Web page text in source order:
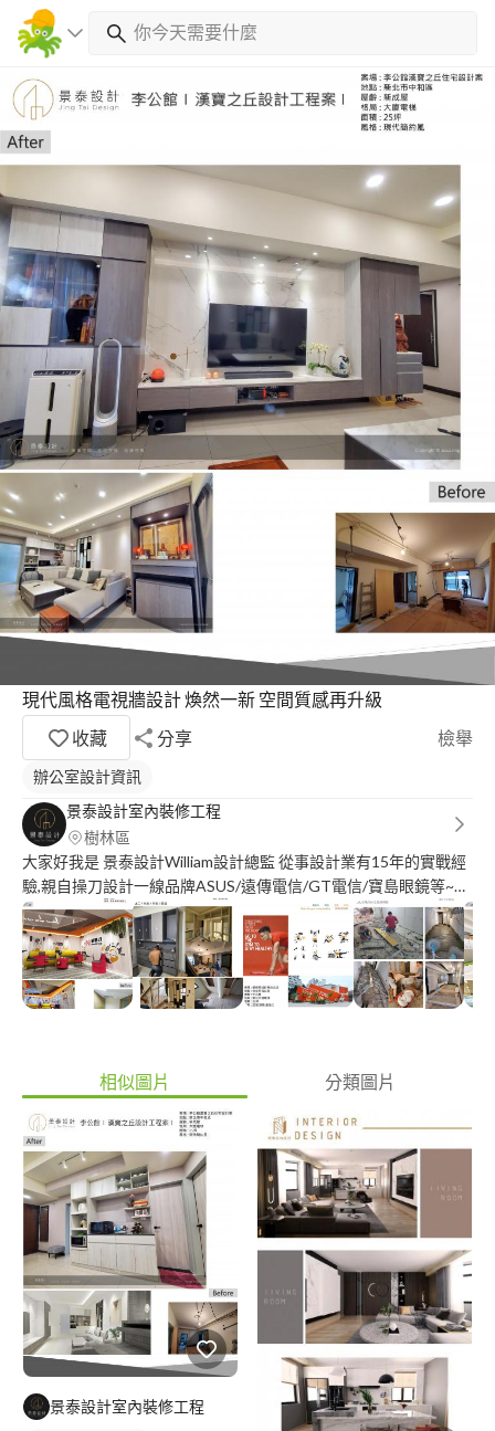
現代風格電視牆設計 煥然一新 空間質感再升級
收藏
分享 檢舉
辦公室設計資訊
景泰設計室內裝修工程
樹林區
大家好我是 景泰設計William設計總監 從事設計業有15年的實戰經
驗,親自操刀設計一線品牌ASUS/遠傳電信/GT電信/寶島眼鏡等~還
有住宅設計與施工,受業主肯定。 我們專為服務商業空間,住家設計
工程 歡迎諮詢??? 本公司有專業工程管理證照(認可證字號
40EB018596) 景泰設計室內裝修工程行jing_tai_design 網路官網.
臉書.賴官網都可找到我們 官網: https://www.jing-tai-design.com/
?溫馨提醒? 我知道在這平台太多訊息了，懇請撥一點時間了解我們
如有簽約可免費，感謝支持? ?住宅簡易報價 1.住宅設計費(平面,水
電,燈具,立面,繪製精細3D,材質,風格,提案) 1坪約4_6千一坪 2.工程
費用(坪) 新屋3_5萬/中古屋8_10萬 3.監工費用 約總工程10%-15%
(依照專案有所不同)(不含室裝申請) ?商業空間簡易報價 1.商業空間
設計費:依據空間主題複雜度評估設計費約一坪4500-6000元(要看
複雜度） 2.工程報價:一般商業空間管線都會重新配管，工程預算
抓ㄧ坪5-8萬起 3.監工費用 約總工程10%-15%(依照專案有所不同)
(不含室裝申請) 室內設計費用PRO360公佈費用
https://www.pro360.com.tw/price/interior_design ?溫馨提醒? 1.
懇請業主自己抓預算費用要合理，看到別家低於一般行情價要特別
注意 。 2.價格部份，我們的施工品質嚴格把關,價格會合理化公開
透明,不會為了消價讓品質扣分，一分錢一分貨很重要。 3.PRO360
為了保護業主公平交易紀錄，提供了聊天室（業主）只要回覆訊
息，我們就會被扣2_4千元(跟你們寫預算有差),真的覺得我們不錯
又不想我們被扣錢，你們也可以網路搜尋景泰設計就會看到我的網
相似圖片 分類圖片
景泰設計室內裝修工程